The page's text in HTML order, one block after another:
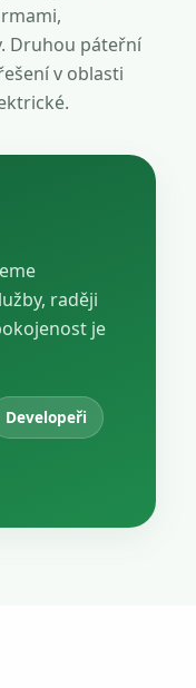
Druhou páteřní
v oblasti
raději
je
Developeři